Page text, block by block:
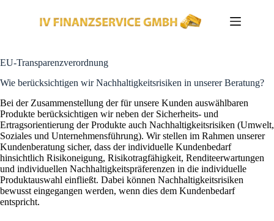
EU-Transparenzverordnung
Wie berücksichtigen wir Nachhaltigkeitsrisiken in unserer Beratung?
Bei der Zusammenstellung der für unsere Kunden auswählbaren
Produkte berücksichtigen wir neben der Sicherheits- und
Ertragsorientierung der Produkte auch Nachhaltigkeitsrisiken (Umwelt,
Soziales und Unternehmensführung). Wir stellen im Rahmen unserer
Kundenberatung sicher, dass der individuelle Kundenbedarf
hinsichtlich Risikoneigung, Risikotragfähigkeit, Renditeerwartungen
und individuellen Nachhaltigkeitspräferenzen in die individuelle
Produktauswahl einfließt. Dabei können Nachhaltigkeitsrisiken
bewusst eingegangen werden, wenn dies dem Kundenbedarf
entspricht.